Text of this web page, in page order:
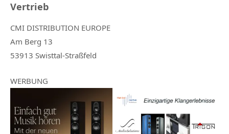
Vertrieb
CMI DISTRIBUTION EUROPE
Am Berg 13
53913 Swisttal-Straßfeld
WERBUNG